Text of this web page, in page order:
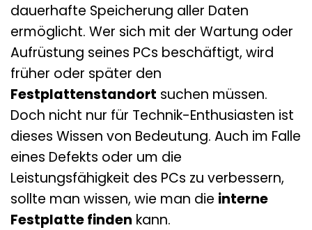
dauerhafte Speicherung aller Daten
ermöglicht. Wer sich mit der Wartung oder
Aufrüstung seines PCs beschäftigt, wird
früher oder später den
Festplattenstandort suchen müssen.
Doch nicht nur für Technik-Enthusiasten ist
dieses Wissen von Bedeutung. Auch im Falle
eines Defekts oder um die
Leistungsfähigkeit des PCs zu verbessern,
sollte man wissen, wie man die interne
Festplatte finden kann.